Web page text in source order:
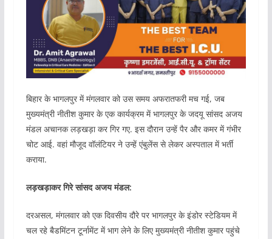
बिहार के भागलपुर में मंगलवार को उस समय अफरातफरी मच गई, जब
मुख्यमंत्री नीतीश कुमार के एक कार्यक्रम में भागलपुर के जदयू सांसद अजय
मंडल अचानक लड़खड़ा कर गिर गए. इस दौरान उन्हें पैर और कमर में गंभीर
चोट आई. वहां मौजूद वॉलंटियर ने उन्हें एंबुलेंस से लेकर अस्पताल में भर्ती
कराया.
लड़खड़ाकर गिरे सांसद अजय मंडल:
दरअसल, मंगलवार को एक दिवसीय दौरे पर भागलपुर के इंडोर स्टेडियम में
चल रहे बैडमिंटन टूर्नामेंट में भाग लेने के लिए मुख्यमंत्री नीतीश कुमार पहुंचे